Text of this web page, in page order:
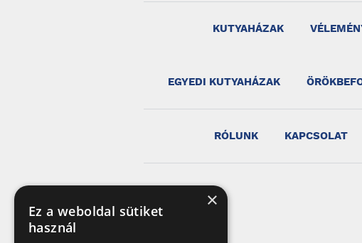
KUTYAHÁZAK
EGYEDI KUTYAHÁZAK
RÓLUNK KAPCSOLAT
×
Ez a weboldal sütiket
használ